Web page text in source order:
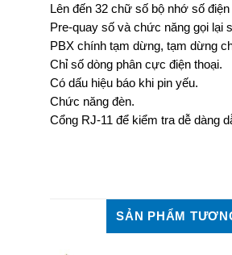
Lên đến 32 chữ số bộ nhớ số
Pre-quay số và chức năng gọi lại
PBX chính tạm dừng, tạm dừng
Chỉ số dòng phân cực điện thoại.
Có dấu hiệu báo khi pin yếu.
Chức năng đèn.
Cổng RJ-11 để kiểm tra dễ dàng
SẢN PHẨM